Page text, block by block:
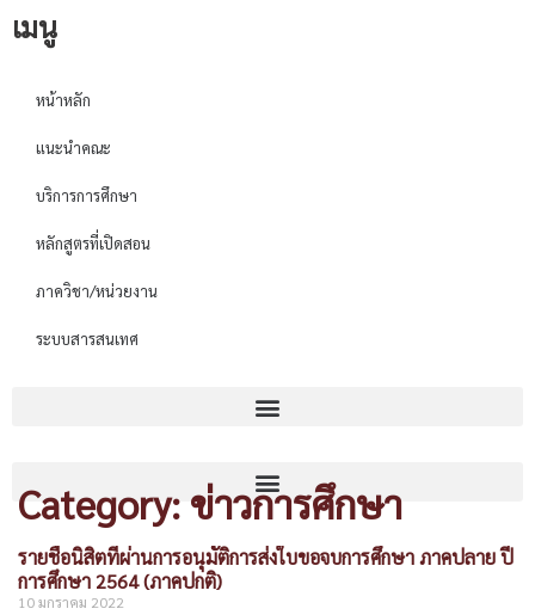
เมนู
หน้าหลัก
แนะนำคณะ
บริการการศึกษา
หลักสูตรที่เปิดสอน
ภาควิชา/หน่วยงาน
ระบบสารสนเทศ
Category: ข่าวการศึกษา
รายชื่อนิสิตที่ผ่านการอนุมัติการส่งใบขอจบการศึกษา ภาคปลาย ปี
การศึกษา 2564 (ภาคปกติ)
10 มกราคม 2022